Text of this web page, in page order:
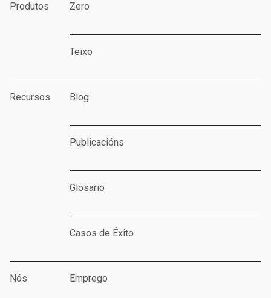
Produtos Zero
Teixo
Recursos Blog
Publicacións
Glosario
Casos de Éxito
Nós Emprego